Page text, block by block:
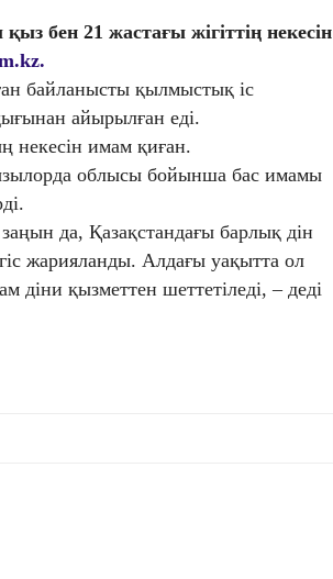
бен 21 жастағы жігіттің некесін
байланысты қылмыстық іс
айырылған еді.
некесін имам қиған.
облысы бойынша бас имамы
да, Қазақстандағы барлық дін
жарияланды. Алдағы уақытта ол
діни қызметтен шеттетіледі, – деді